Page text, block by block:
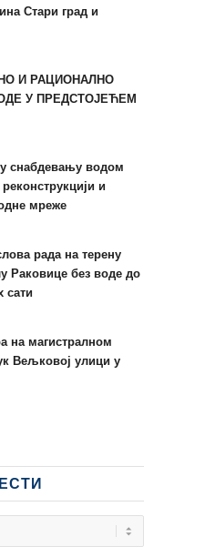
Стари град и
И РАЦИОНАЛНО
У ПРЕДСТОЈЕЋЕМ
снабдевању водом
и
мреже
рада на терену
Раковице без воде до
сати
на магистралном
Вељковој улици у